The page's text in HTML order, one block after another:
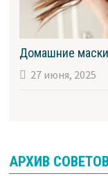
Домашние
27 июня, 2025
АРХИВ СОВЕТОВ